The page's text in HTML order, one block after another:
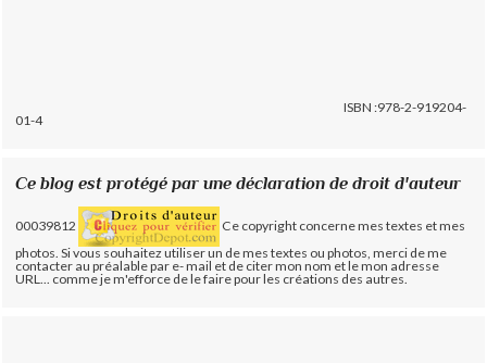
ISBN :978-2-919204-
01-4
Ce blog est protégé par une déclaration de droit d'auteur
00039812
Ce copyright concerne mes textes et mes
photos. Si vous souhaitez utiliser un de mes textes ou photos, merci de me
contacter au préalable par e- mail et de citer mon nom et le mon adresse
URL... comme je m'efforce de le faire pour les créations des autres.